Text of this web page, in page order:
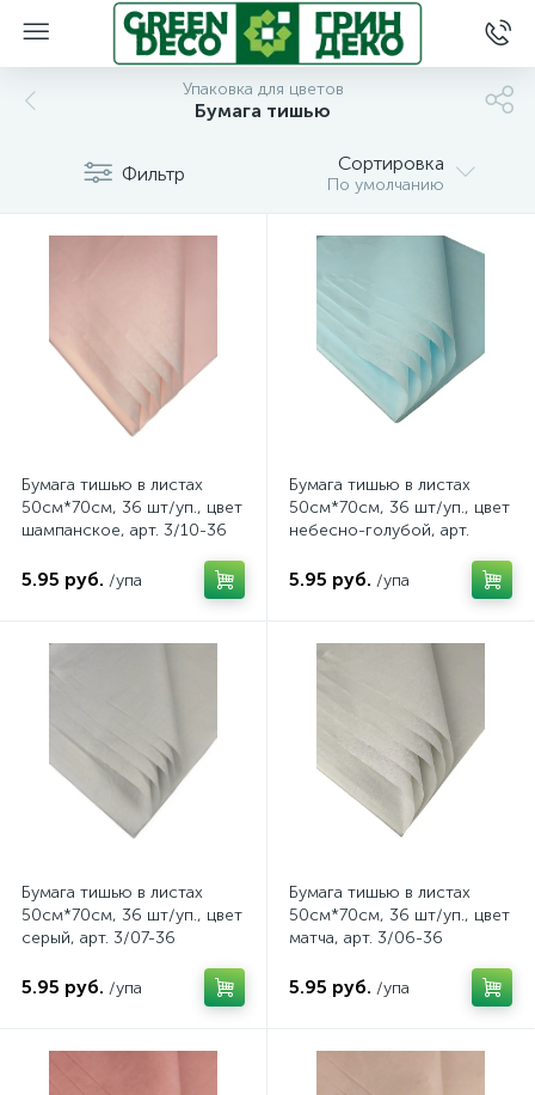
Упаковка для цветов
Бумага тишью
Фильтр Сортировка
По умолчанию
Бумага тишью в листах
50см*70см, 36 шт/уп., цвет
шампанское, арт. 3/10-36
5.95 руб. /упа
Бумага тишью в листах
50см*70см, 36 шт/уп., цвет
небесно-голубой, арт.
5.95 руб. /упа
Бумага тишью в листах
50см*70см, 36 шт/уп., цвет
серый, арт. 3/07-36
5.95 руб. /упа
Бумага тишью в листах
50см*70см, 36 шт/уп., цвет
матча, арт. 3/06-36
5.95 руб. /упа